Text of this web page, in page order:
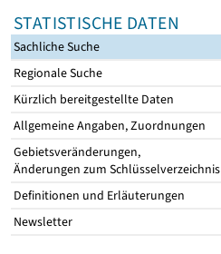
STATISTISCHE DATEN
Sachliche Suche
Regionale Suche
Kürzlich bereitgestellte Daten
Allgemeine Angaben, Zuordnungen
Gebietsveränderungen,
Änderungen zum Schlüsselverzeichnis
Definitionen und Erläuterungen
Newsletter